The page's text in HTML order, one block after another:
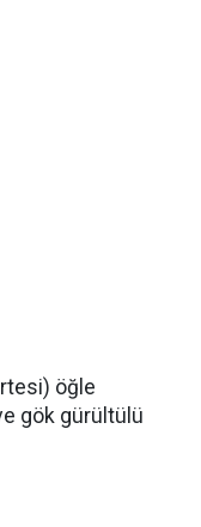
öğle
gök gürültülü